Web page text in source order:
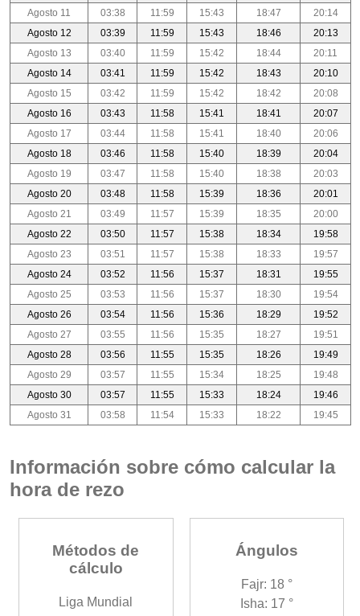
Agosto 11
03:38 11:59 15:43 18:47
20:14
Agosto 12
03:39 11:59 15:43 18:46
20:13
Agosto 13
03:40 11:59 15:42 18:44
20:11
Agosto 14
03:41 11:59 15:42 18:43
20:10
Agosto 15
03:42 11:59 15:42 18:42
20:08
Agosto 16
03:43 11:58 15:41 18:41
20:07
Agosto 17
03:44 11:58 15:41 18:40
20:06
Agosto 18
03:46 11:58 15:40 18:39
20:04
Agosto 19
03:47 11:58 15:40 18:38
20:03
Agosto 20
03:48 11:58 15:39 18:36
20:01
Agosto 21
03:49 11:57 15:39 18:35
20:00
Agosto 22
03:50 11:57 15:38 18:34
19:58
Agosto 23
03:51 11:57 15:38 18:33
19:57
Agosto 24
03:52 11:56 15:37 18:31
19:55
Agosto 25
03:53 11:56 15:37 18:30
19:54
Agosto 26
03:54 11:56 15:36 18:29
19:52
Agosto 27
03:55 11:56 15:35 18:27
19:51
Agosto 28
03:56 11:55 15:35 18:26
19:49
Agosto 29
03:57 11:55 15:34 18:25
19:48
Agosto 30
03:57 11:55 15:33 18:24
19:46
Agosto 31
03:58 11:54 15:33 18:22 19:45
Información sobre cómo calcular la
hora de rezo
Métodos de
cálculo
Liga Mundial
Ángulos
Fajr: 18 °
Isha: 17 °